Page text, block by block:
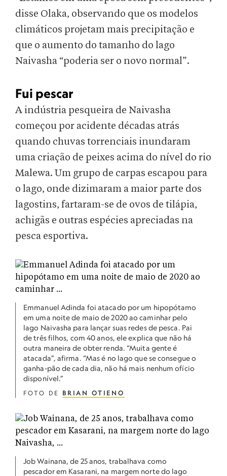
disse Olaka, observando que os modelos
climáticos projetam mais precipitação e
que o aumento do tamanho do lago
Naivasha “poderia ser o novo normal”.
Fui pescar
A indústria pesqueira de Naivasha
começou por acidente décadas atrás
quando chuvas torrenciais inundaram
uma criação de peixes acima do nível do rio
Malewa. Um grupo de carpas escapou para
o lago, onde dizimaram a maior parte dos
lagostins, fartaram-se de ovos de tilápia,
achigãs e outras espécies apreciadas na
pesca esportiva.
Emmanuel Adinda foi atacado por um hipopótamo
em uma noite de maio de 2020 ao caminhar pelo
lago Naivasha para lançar suas redes de pesca. Pai
de três filhos, com 40 anos, ele explica que não há
outra maneira de obter renda. “Muita gente é
atacada”, afirma. “Mas é no lago que se consegue o
ganha-pão de cada dia, não há mais nenhum ofício
disponível.”
FOTO DE BRIAN OTIENO
Job Wainana, de 25 anos, trabalhava como
pescador em Kasarani, na margem norte do lago